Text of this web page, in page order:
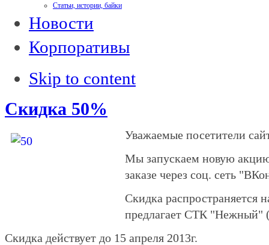
Статьи, истории, байки
Новости
Корпоративы
Skip to content
Скидка 50%
Уважаемые посетители
Мы запускаем новую
заказе через соц. сеть
Скидка распространяется
предлагает СТК "Нежный"
Скидка действует до 15 апреля 2013г.